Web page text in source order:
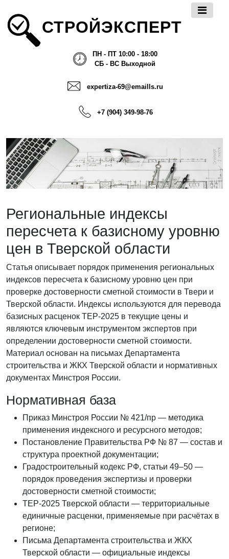
СТРОЙЭКСПЕРТ
ПН - ПТ 10:00 - 18:00
СБ - ВС Выходной
expertiza-69@emaills.ru
+7 (904) 349-98-76
Региональные индексы
пересчета к базисному уровню
цен в Тверской области
Статья описывает порядок применения региональных
индексов пересчета к базисному уровню цен при
проверке достоверности сметной стоимости в Твери и
Тверской области. Индексы используются для перевода
базисных расценок ТЕР-2025 в текущие цены и
являются ключевым инструментом экспертов при
определении достоверности сметной стоимости.
Материал основан на письмах Департамента
строительства и ЖКХ Тверской области и нормативных
документах Минстроя России.
Нормативная база
Приказ Минстроя России № 421/пр — методика
применения индексного и ресурсного методов;
Постановление Правительства РФ № 87 — состав и
структура проектной документации;
Градостроительный кодекс РФ, статьи 49–50 —
порядок проведения экспертизы и проверки
достоверности сметной стоимости;
ТЕР-2025 Тверской области — территориальные
единичные расценки, применяемые при расчётах в
регионе;
Письма Департамента строительства и ЖКХ
Тверской области — официальные индексы